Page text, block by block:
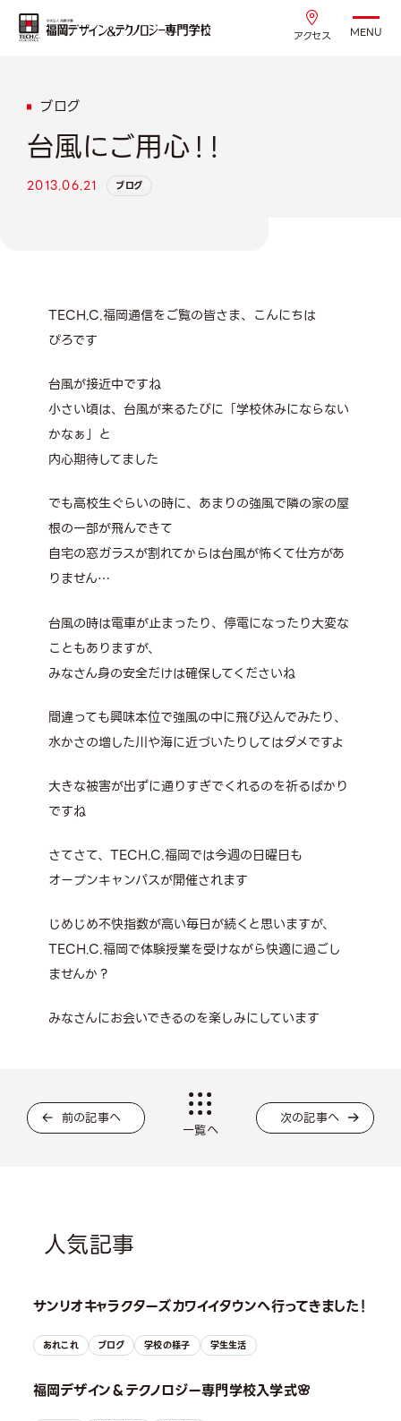
アクセス MENU
ブログ
台風にご用心！！
2013.06.21 ブログ
TECH.C.福岡通信をご覧の皆さま、こんにちは
ぴろです
台風が接近中ですね
小さい頃は、台風が来るたびに「学校休みにならない
かなぁ」と
内心期待してました
でも高校生ぐらいの時に、あまりの強風で隣の家の屋
根の一部が飛んできて
自宅の窓ガラスが割れてからは台風が怖くて仕方があ
りません…
台風の時は電車が止まったり、停電になったり大変な
こともありますが、
みなさん身の安全だけは確保してくださいね
間違っても興味本位で強風の中に飛び込んでみたり、
水かさの増した川や海に近づいたりしてはダメですよ
大きな被害が出ずに通りすぎでくれるのを祈るばかり
ですね
さてさて、TECH.C.福岡では今週の日曜日も
オープンキャンパスが開催されます
じめじめ不快指数が高い毎日が続くと思いますが、
TECH.C.福岡で体験授業を受けながら快適に過ごし
ませんか？
みなさんにお会いできるのを楽しみにしています
前の記事へ
一覧へ
次の記事へ
人気記事
サンリオキャラクターズカワイイタウンへ行ってきました！
あれこれ ブログ 学校の様子 学生生活
福岡デザイン＆テクノロジー専門学校入学式🌸